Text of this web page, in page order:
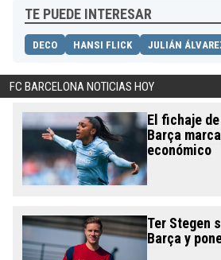
TE PUEDE INTERESAR
DECO HANSI FLICK JULIÁN
FC BARCELONA NOTICIAS HOY
El fichaje
Barça
económico
Ter Stegen
Barça y